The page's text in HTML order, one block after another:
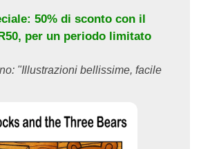
50% di sconto con il
, per un periodo limitato
"Illustrazioni bellissime, facile